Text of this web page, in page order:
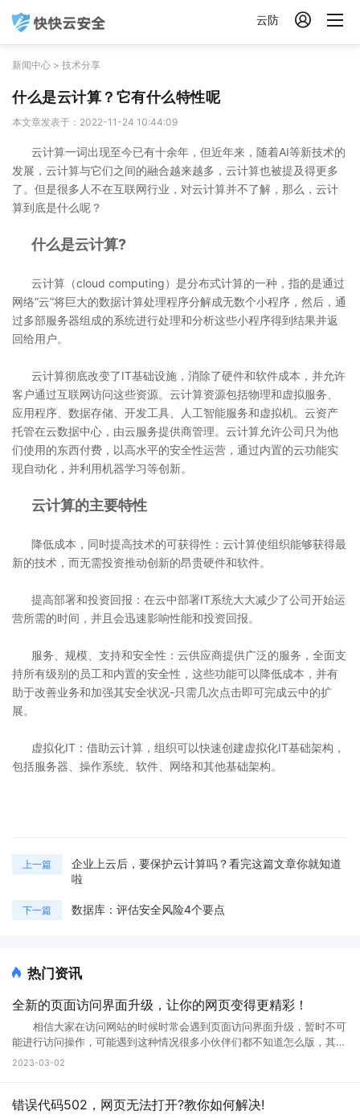
云防 
新闻中心 > 技术分享
什么是云计算？它有什么特性呢
本文章发表于：2022-11-24 10:44:09
云计算一词出现至今已有十余年，但近年来，随着AI等新技术的
发展，云计算与它们之间的融合越来越多，云计算也被提及得更多
了。但是很多人不在互联网行业，对云计算并不了解，那么，云计
算到底是什么呢？
什么是云计算?
云计算（cloud computing）是分布式计算的一种，指的是通过
网络“云”将巨大的数据计算处理程序分解成无数个小程序，然后，通
过多部服务器组成的系统进行处理和分析这些小程序得到结果并返
回给用户。
云计算彻底改变了IT基础设施，消除了硬件和软件成本，并允许
客户通过互联网访问这些资源。云计算资源包括物理和虚拟服务、
应用程序、数据存储、开发工具、人工智能服务和虚拟机。云资产
托管在云数据中心，由云服务提供商管理。云计算允许公司只为他
们使用的东西付费，以高水平的安全性运营，通过内置的云功能实
现自动化，并利用机器学习等创新。
云计算的主要特性
降低成本，同时提高技术的可获得性：云计算使组织能够获得最
新的技术，而无需投资推动创新的昂贵硬件和软件。
提高部署和投资回报：在云中部署IT系统大大减少了公司开始运
营所需的时间，并且会迅速影响性能和投资回报。
服务、规模、支持和安全性：云供应商提供广泛的服务，全面支
持所有级别的员工和内置的安全性，这些功能可以降低成本，并有
助于改善业务和加强其安全状况-只需几次点击即可完成云中的扩
展。
虚拟化IT：借助云计算，组织可以快速创建虚拟化IT基础架构，
包括服务器、操作系统、软件、网络和其他基础架构。
上一篇
企业上云后，要保护云计算吗？看完这篇文章你就知道
啦
下一篇 数据库：评估安全风险4个要点
热门资讯
全新的页面访问界面升级，让你的网页变得更精彩！
相信大家在访问网站的时候时常会遇到页面访问界面升级，暂时不可
能进行访问操作，可能遇到这种情况很多小伙伴们都不知道怎么版，其实
互联网网页在正常使用过程中是不会出现这种问题的。那么如果遇到页面
问页面，就是用户们正在访问的网页正在进行升级，暂时不可能进行访问
2023-03-02
错误代码502，网页无法打开?教你如何解决!